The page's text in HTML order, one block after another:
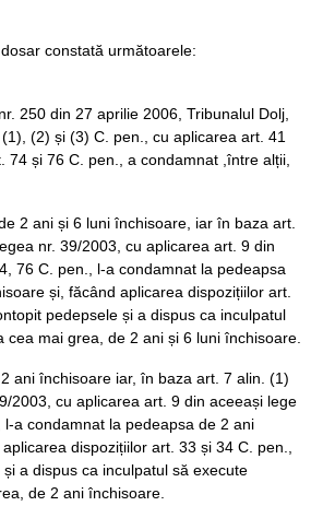
constată următoarele:
250 din 27 aprilie 2006, Tribunalul Dolj,
(2) și (3) C. pen., cu aplicarea art. 41
74 și 76 C. pen., a condamnat ,între alții,
2 ani și 6 luni închisoare, iar în baza art.
nr. 39/2003, cu aplicarea art. 9 din
76 C. pen., l-a condamnat la pedeapsa
și, făcând aplicarea dispozițiilor art.
pedepsele și a dispus ca inculpatul
cea mai grea, de 2 ani și 6 luni închisoare.
ani închisoare iar, în baza art. 7 alin. (1)
2003, cu aplicarea art. 9 din aceeași lege
a condamnat la pedeapsa de 2 ani
dispozițiilor art. 33 și 34 C. pen.,
a dispus ca inculpatul să execute
de 2 ani închisoare.